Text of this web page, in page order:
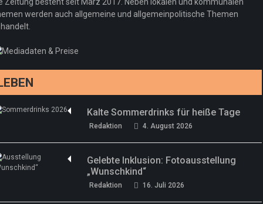
Zeitung besteht seit März 2017. Neben lokalen und kommunalen
werden auch allgemeine und allgemeinpolitische Themen
Kalte Sommerdrinks für heiße Tage
Redaktion 4. August 2026
Gelebte Inklusion: Fotoausstellung
„Wunschkind“
Redaktion 16. Juli 2026